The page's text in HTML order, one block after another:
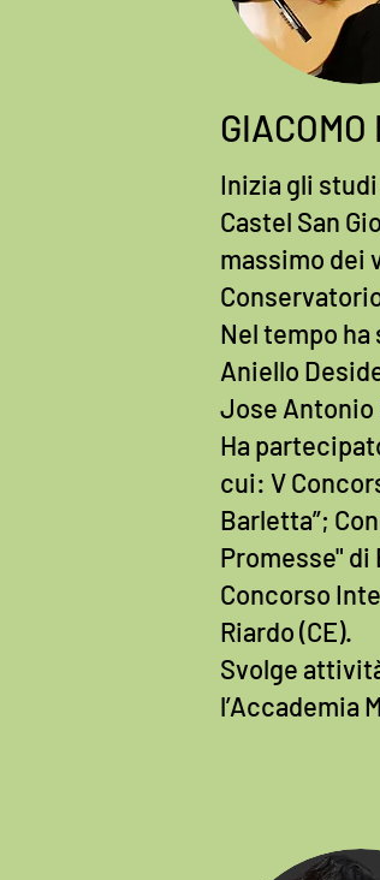
Inizia gli
Castel San
massimo dei
Nel tempo
Aniello
Jose Antonio
Ha
cui: V
Barletta”;
Promesse" di
Concorso
Riardo (CE).
Svolge
l’Accademia